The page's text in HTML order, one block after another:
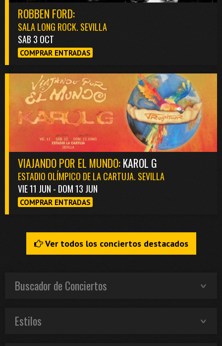
ROBBEN FORD:
SALA LONG ROCK. SEVILLA
SAB 3 OCT
COMPRAR ENTRADAS
VIAJANDO POR EL MUNDO:KAROL G
ESTADIO OLÍMPICO DE LA CARTUJA. SEVILLA
VIE 11 JUN - DOM 13 JUN
COMPRAR ENTRADAS
Ver todos los conciertos destacados
Buscador de Conciertos
Estilos